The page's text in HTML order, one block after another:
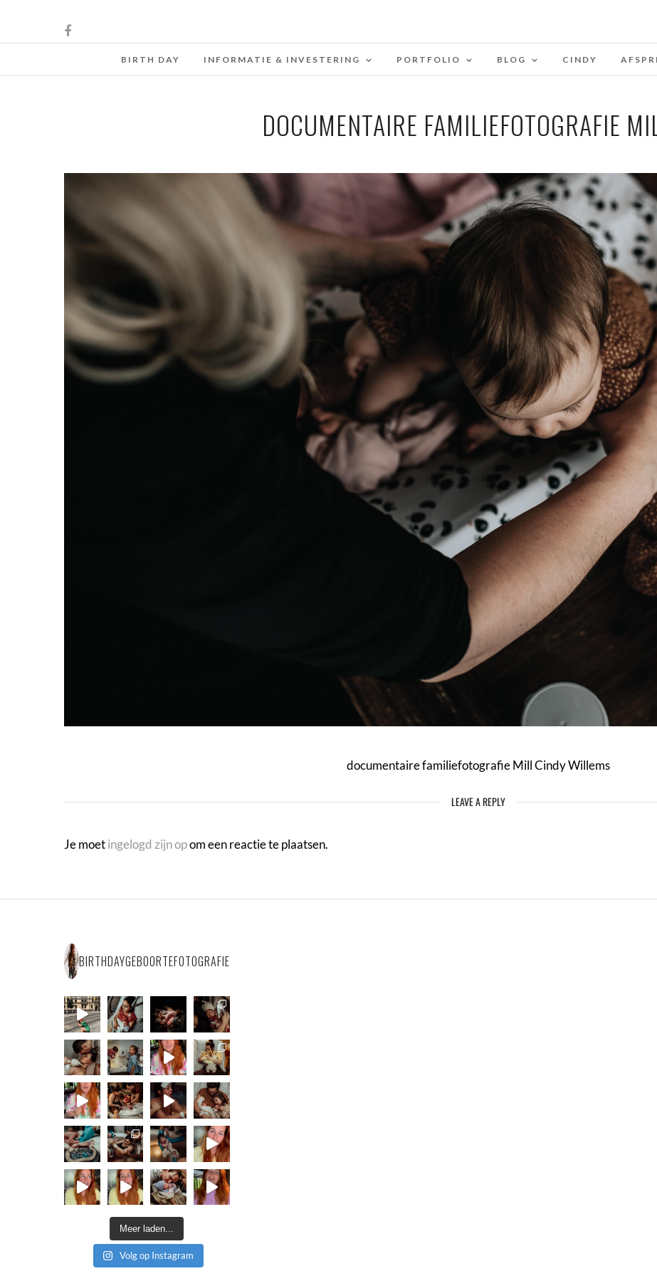
BIRTH DAY INFORMATIE & INVESTERING PORTFOLIO BLOG CINDY
DOCUMENTAIRE FAMILIEFOTOGRAFIE
documentaire familiefotografie Mill Cindy Willems
LEAVE A REPLY
Je moetingelogd zijn opom een reactie te plaatsen.
BIRTHDAYGEBOORTEFOTOGRAFIE
Meer laden...
Volg op Instagram